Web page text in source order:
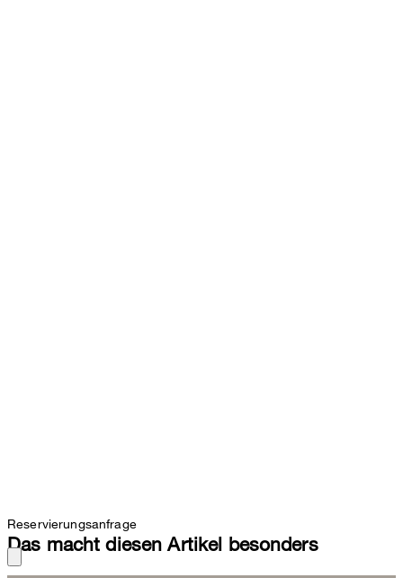
Reservierungsanfrage
Das macht diesen Artikel besonders